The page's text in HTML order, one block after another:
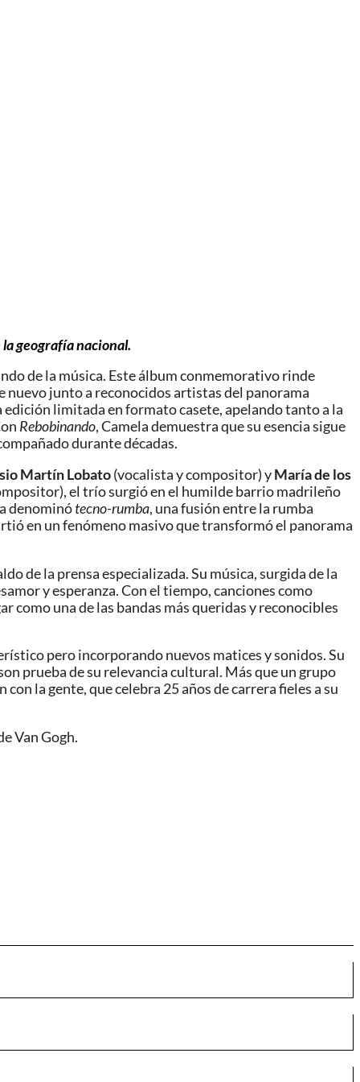
geografía nacional.
de la música. Este álbum conmemorativo rinde
nuevo junto a reconocidos artistas del panorama
limitada en formato casete, apelando tanto a la
Rebobinando, Camela demuestra que su esencia sigue
durante décadas.
Martín Lobato(vocalista y compositor) yMaría de los
el trío surgió en el humilde barrio madrileño
denominótecno-rumba, una fusión entre la rumba
en un fenómeno masivo que transformó el panorama
de la prensa especializada. Su música, surgida de la
y esperanza. Con el tiempo, canciones como
una de las bandas más queridas y reconocibles
pero incorporando nuevos matices y sonidos. Su
prueba de su relevancia cultural. Más que un grupo
la gente, que celebra 25 años de carrera fieles a su
Van Gogh.